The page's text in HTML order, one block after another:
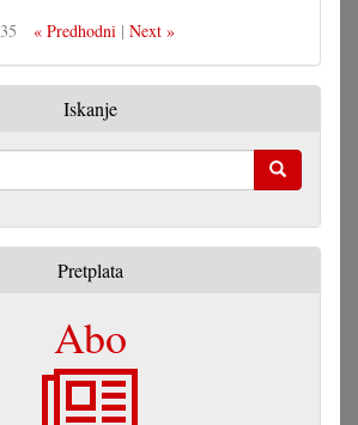
« Predhodni| Next »
Iskanje
Pretplata
Abo